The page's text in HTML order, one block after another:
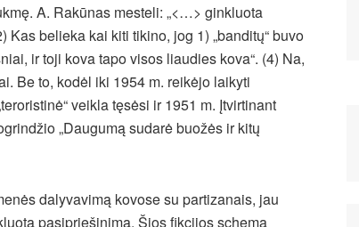
A. Rakūnas mesteli: „<…> ginkluota
belieka kai kiti tikino, jog 1) „banditų“ buvo
ir toji kova tapo visos liaudies kova“. (4) Na,
Be to, kodėl iki 1954 m. reikėjo laikyti
veikla tęsėsi ir 1951 m. Įtvirtinant
„Daugumą sudarė buožės ir kitų
dalyvavimą kovose su partizanais, jau
pasipriešinimą. Šios fikcijos schema